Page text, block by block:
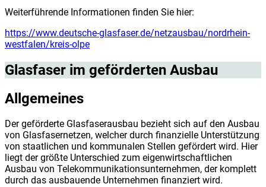
Weiterführende Informationen finden Sie hier:
https://www.deutsche-glasfaser.de/netzausbau/nordrhein-
westfalen/kreis-olpe
Glasfaser im geförderten Ausbau
Allgemeines
Der geförderte Glasfaserausbau bezieht sich auf den Ausbau
von Glasfasernetzen, welcher durch finanzielle Unterstützung
von staatlichen und kommunalen Stellen gefördert wird. Hier
liegt der größte Unterschied zum eigenwirtschaftlichen
Ausbau von Telekommunikationsunternehmen, der komplett
durch das ausbauende Unternehmen finanziert wird.